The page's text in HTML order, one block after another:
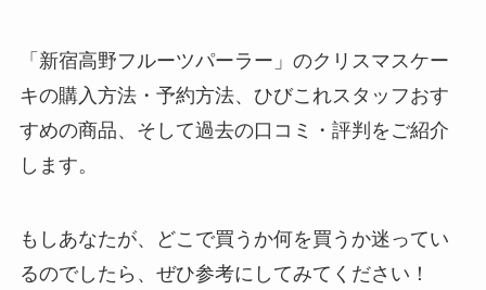
「新宿高野フルーツパーラー」のクリスマスケー
キの購入方法・予約方法、ひびこれスタッフおす
すめの商品、そして過去の口コミ・評判をご紹介
します。
もしあなたが、どこで買うか何を買うか迷ってい
るのでしたら、ぜひ参考にしてみてください！